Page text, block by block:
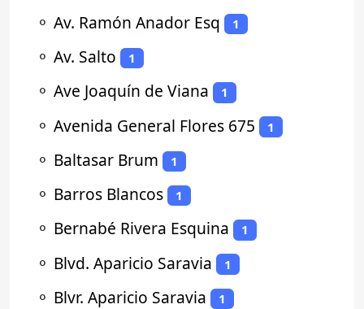
⚬ Av. Ramón Anador Esq 1
⚬ Av. Salto 1
⚬ Ave Joaquín de Viana 1
⚬ Avenida General Flores 675 1
⚬ Baltasar Brum 1
⚬ Barros Blancos 1
⚬ Bernabé Rivera Esquina 1
⚬ Blvd. Aparicio Saravia 1
⚬ Blvr. Aparicio Saravia 1